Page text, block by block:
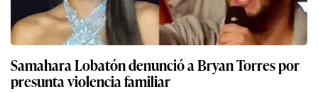
Samahara Lobatón denunció a Bryan Torres por
presunta violencia familiar